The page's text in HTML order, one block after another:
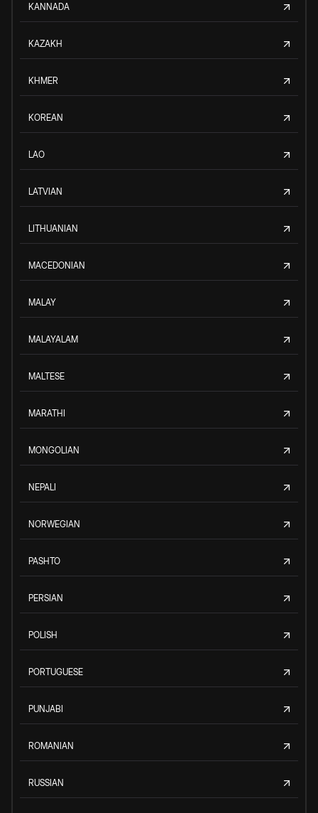
KANNADA
KAZAKH
KHMER
KOREAN
LAO
LATVIAN
LITHUANIAN
MACEDONIAN
MALAY
MALAYALAM
MALTESE
MARATHI
MONGOLIAN
NEPALI
NORWEGIAN
PASHTO
PERSIAN
POLISH
PORTUGUESE
PUNJABI
ROMANIAN
RUSSIAN